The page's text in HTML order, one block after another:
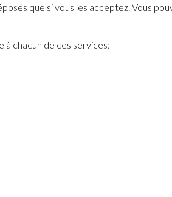
que si vous les acceptez. Vous
à chacun de ces services: